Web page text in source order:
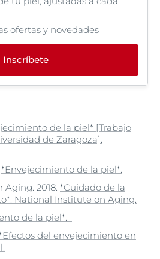
ofertas y novedades
Inscríbete
de la piel* [Trabajo
de Zaragoza].
*Envejecimiento de la piel*.
2018. *Cuidado de la
National Institute on Aging.
de la piel*.
del envejecimiento en